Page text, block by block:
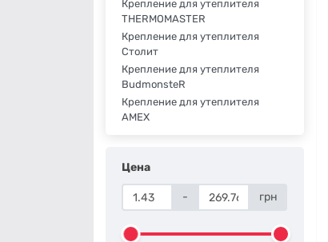
Крепление для утеплителя
THERMOMASTER
Крепление для утеплителя
Столит
Крепление для утеплителя
BudmonsteR
Крепление для утеплителя
AMEX
Цена
- грн